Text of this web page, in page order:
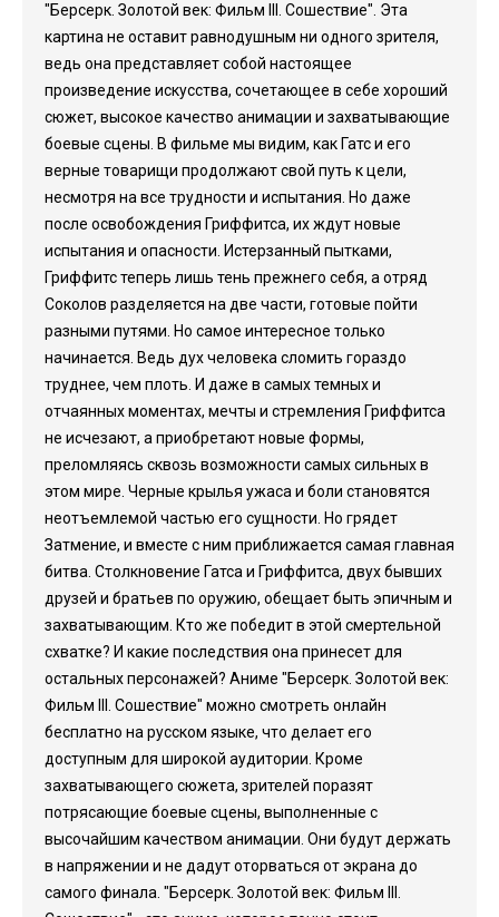
"Берсерк. Золотой век: Фильм III. Сошествие". Эта
картина не оставит равнодушным ни одного зрителя,
ведь она представляет собой настоящее
произведение искусства, сочетающее в себе хороший
сюжет, высокое качество анимации и захватывающие
боевые сцены. В фильме мы видим, как Гатс и его
верные товарищи продолжают свой путь к цели,
несмотря на все трудности и испытания. Но даже
после освобождения Гриффитса, их ждут новые
испытания и опасности. Истерзанный пытками,
Гриффитс теперь лишь тень прежнего себя, а отряд
Соколов разделяется на две части, готовые пойти
разными путями. Но самое интересное только
начинается. Ведь дух человека сломить гораздо
труднее, чем плоть. И даже в самых темных и
отчаянных моментах, мечты и стремления Гриффитса
не исчезают, а приобретают новые формы,
преломляясь сквозь возможности самых сильных в
этом мире. Черные крылья ужаса и боли становятся
неотъемлемой частью его сущности. Но грядет
Затмение, и вместе с ним приближается самая главная
битва. Столкновение Гатса и Гриффитса, двух бывших
друзей и братьев по оружию, обещает быть эпичным и
захватывающим. Кто же победит в этой смертельной
схватке? И какие последствия она принесет для
остальных персонажей? Аниме "Берсерк. Золотой век:
Фильм III. Сошествие" можно смотреть онлайн
бесплатно на русском языке, что делает его
доступным для широкой аудитории. Кроме
захватывающего сюжета, зрителей поразят
потрясающие боевые сцены, выполненные с
высочайшим качеством анимации. Они будут держать
в напряжении и не дадут оторваться от экрана до
самого финала. "Берсерк. Золотой век: Фильм III.